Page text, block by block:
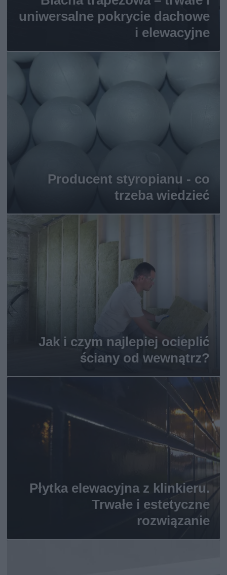
uniwersalne pokrycie dachowe
i elewacyjne
Producent styropianu - co
trzeba wiedzieć
Jak i czym najlepiej ocieplić
ściany od wewnątrz?
Płytka elewacyjna z klinkieru.
Trwałe i estetyczne
rozwiązanie